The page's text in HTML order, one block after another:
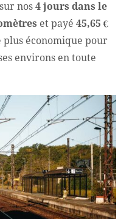
nos4 jours dans le
et payé45,65 €
économique pour
environs en toute